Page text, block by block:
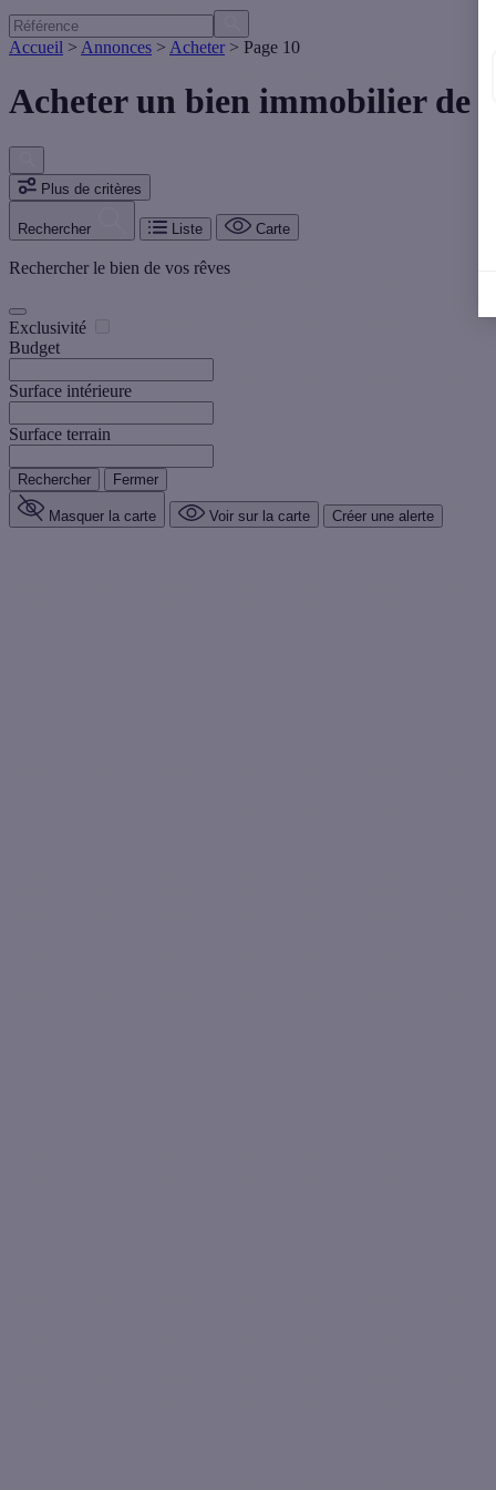
Accueil > Annonces > Acheter > Page 10
Acheter un bien immobilier de
Plus de critères
Rechercher Liste Carte
Rechercher le bien de vos rêves
Exclusivité
Budget
Surface intérieure
Surface terrain
Rechercher Fermer
Masquer la carte Voir sur la carte Créer une alerte